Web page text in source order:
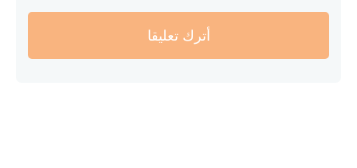
أترك تعليقا